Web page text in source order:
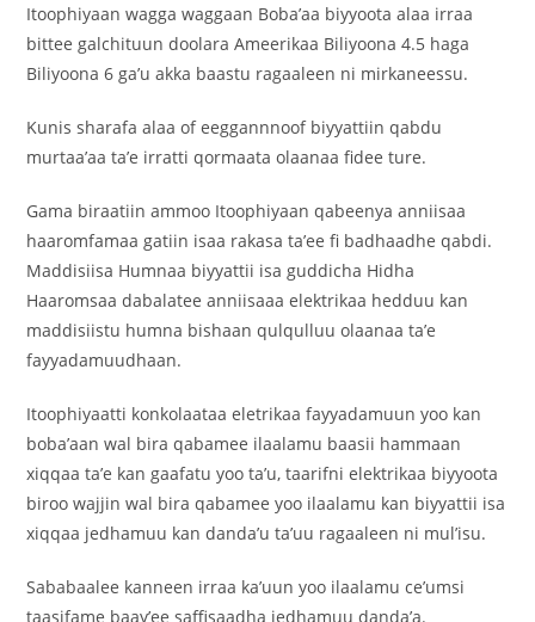
Itoophiyaan wagga waggaan Boba’aa biyyoota alaa irraa
bittee galchituun doolara Ameerikaa Biliyoona 4.5 haga
Biliyoona 6 ga’u akka baastu ragaaleen ni mirkaneessu.
Kunis sharafa alaa of eeggannnoof biyyattiin qabdu
murtaa’aa ta’e irratti qormaata olaanaa fidee ture.
Gama biraatiin ammoo Itoophiyaan qabeenya anniisaa
haaromfamaa gatiin isaa rakasa ta’ee fi badhaadhe qabdi.
Maddisiisa Humnaa biyyattii isa guddicha Hidha
Haaromsaa dabalatee anniisaaa elektrikaa hedduu kan
maddisiistu humna bishaan qulqulluu olaanaa ta’e
fayyadamuudhaan.
Itoophiyaatti konkolaataa eletrikaa fayyadamuun yoo kan
boba’aan wal bira qabamee ilaalamu baasii hammaan
xiqqaa ta’e kan gaafatu yoo ta’u, taarifni elektrikaa biyyoota
biroo wajjin wal bira qabamee yoo ilaalamu kan biyyattii isa
xiqqaa jedhamuu kan danda’u ta’uu ragaaleen ni mul’isu.
Sababaalee kanneen irraa ka’uun yoo ilaalamu ce’umsi
taasifame baay’ee saffisaadha jedhamuu danda’a.